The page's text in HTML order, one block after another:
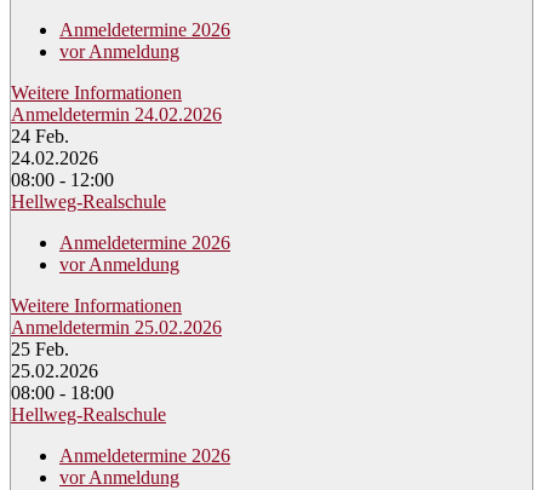
Anmeldetermine 2026
vor Anmeldung
Weitere Informationen
Anmeldetermin 24.02.2026
24 Feb.
24.02.2026
08:00 - 12:00
Hellweg-Realschule
Anmeldetermine 2026
vor Anmeldung
Weitere Informationen
Anmeldetermin 25.02.2026
25 Feb.
25.02.2026
08:00 - 18:00
Hellweg-Realschule
Anmeldetermine 2026
vor Anmeldung